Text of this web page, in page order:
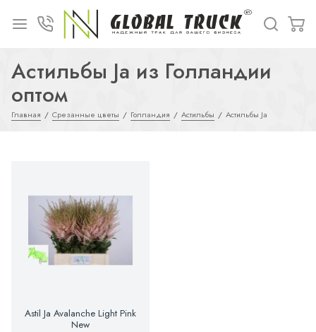
Астильбы Ja из Голландии
оптом
Главная Срезанные цветы Голландия Астильбы Астильбы Ja
Astil Ja Avalanche Light Pink
New